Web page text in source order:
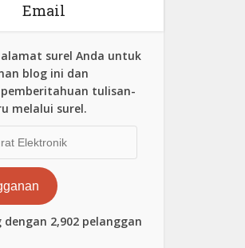
Email
surel Anda untuk
blog ini dan
tulisan-
melalui surel.
dengan 2,902 pelanggan